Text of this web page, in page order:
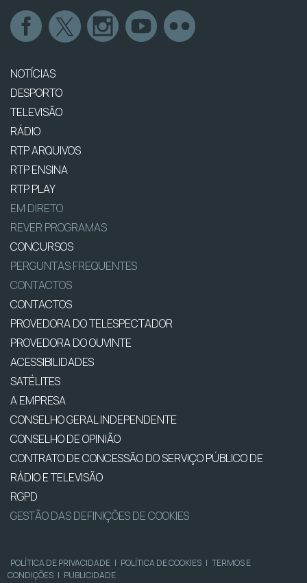
NOTÍCIAS
DESPORTO
TELEVISÃO
RÁDIO
RTP ARQUIVOS
RTP ENSINA
RTP PLAY
EM DIRETO
REVER PROGRAMAS
CONCURSOS
PERGUNTAS FREQUENTES
CONTACTOS
CONTACTOS
PROVEDORA DO TELESPECTADOR
PROVEDORA DO OUVINTE
ACESSIBILIDADES
SATÉLITES
A EMPRESA
CONSELHO GERAL INDEPENDENTE
CONSELHO DE OPINIÃO
CONTRATO DE CONCESSÃO DO SERVIÇO PÚBLICO DE
RÁDIO E TELEVISÃO
RGPD
GESTÃO DAS DEFINIÇÕES DE COOKIES
POLÍTICA DE PRIVACIDADE | POLÍTICA DE COOKIES | TERMOS E
CONDIÇÕES | PUBLICIDADE